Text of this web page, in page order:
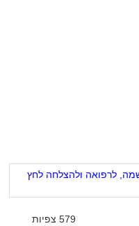
ולהצלחה לחץ